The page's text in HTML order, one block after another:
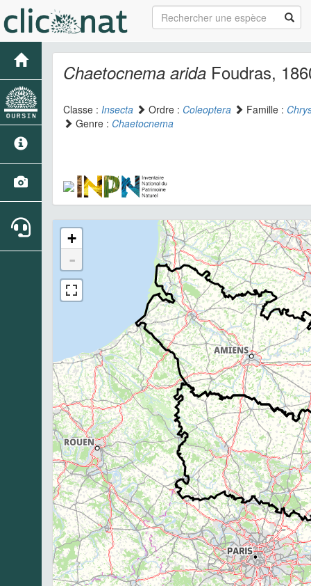
Chaetocnema arida Foudras,
Classe : Insecta Ordre : Coleoptera Famille :
Genre : Chaetocnema
+
-